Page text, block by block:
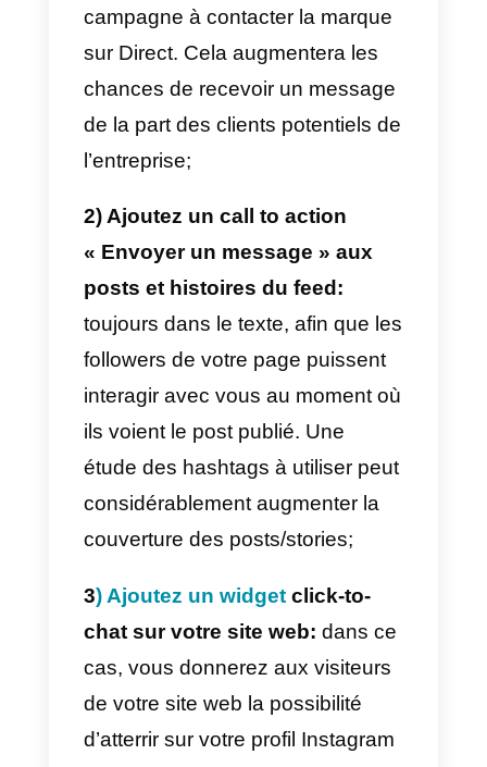
Découvrez ci-dessous comment
procéder.
Comment vendre en
utilisant Instagram Direct
vente très puissant
, surtout qu’en
soi, il n’est pas strictement
nécessaire d’avoir un site web en
place pour finaliser les ventes.